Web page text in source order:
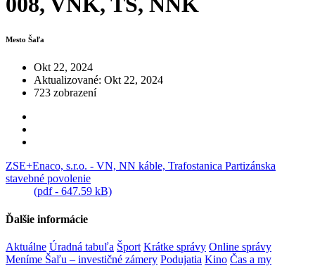
Mesto Šaľa
Okt 22, 2024
Aktualizované: Okt 22, 2024
723 zobrazení
ZSE+Enaco, s.r.o. - VN, NN káble, Trafostanica Partizánska
stavebné povolenie
(pdf - 647.59 kB)
Ďalšie informácie
Aktuálne Úradná tabuľa Šport Krátke správy Online správy
Meníme Šaľu – investičné zámery Podujatia Kino Čas a my